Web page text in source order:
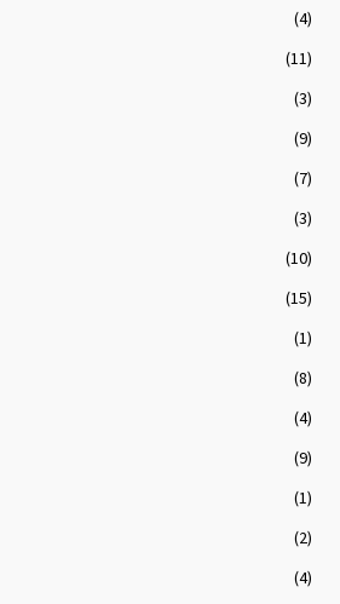
(4)
(11)
(3)
(9)
(7)
(3)
(10)
(15)
(1)
(8)
(4)
(9)
(1)
(2)
(4)